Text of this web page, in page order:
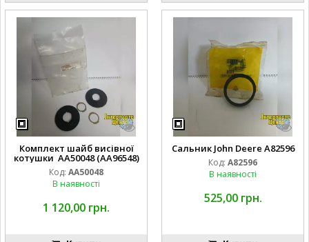
Комплект шайб висівної
котушки AA50048 (AA96548)
Код: AA50048
В наявності
1 120,00 грн.
Сальник John Deere A82596
Код: A82596
В наявності
525,00 грн.